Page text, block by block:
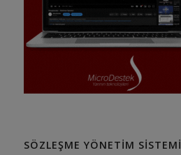
SÖZLEŞME YÖNETIM SISTEMI